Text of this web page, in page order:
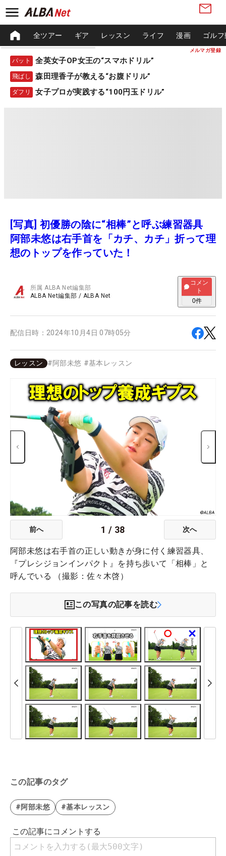
メルマガ登録
全ツアー ギア レッスン ライフ 漫画 ゴル
パット 全英女子OP女王の“スマホドリル”
飛ばし 森田理香子が教える“お腹ドリル”
ダフリ 女子プロが実践する“100円玉ドリル”
[写真] 初優勝の陰に“相棒”と呼ぶ練習器具
阿部未悠は右手首を「カチ、カチ」折って理
想のトップを作っていた！
所属ALBA Net編集部
ALBA Net編集部 / ALBA Net
コメン
ト
0件
配信日時： 2024年10月4日 07時05分
レッスン #阿部未悠 #基本レッスン
前へ 1 / 38 次へ
阿部未悠は右手首の正しい動きが身に付く練習器具、
『プレシジョンインパクト』を持ち歩いて「相棒」と
呼んでいる （撮影：佐々木啓）
この写真の記事を読む
この記事のタグ
#阿部未悠 #基本レッスン